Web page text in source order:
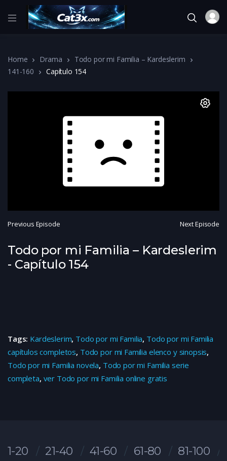
Home Drama
Todo por mi Familia – Kardeslerim
141-160
Capítulo 154
Previous Episode Next Episode
Todo por mi Familia – Kardeslerim
- Capítulo 154
Tags: Kardeslerim, Todo por mi Familia, Todo por mi Familia
capítulos completos, Todo por mi Familia elenco y sinopsis,
Todo por mi Familia novela, Todo por mi Familia serie
completa, ver Todo por mi Familia online gratis
1-20 21-40 41-60 61-80 81-100